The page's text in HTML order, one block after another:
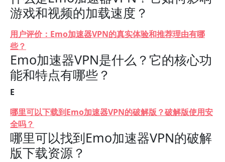
游戏和视频的加载速度？
用户评价：Emo加速器VPN的真实体验和推荐理由有哪
些？
Emo加速器VPN是什么？它的核心功
能和特点有哪些？
E
哪里可以下载到Emo加速器VPN的破解版？破解版使用安
全吗？
哪里可以找到Emo加速器VPN的破解
版下载资源？